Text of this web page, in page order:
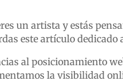
un artista y estás
este artículo dedicado
al posicionamiento
la visibilidad